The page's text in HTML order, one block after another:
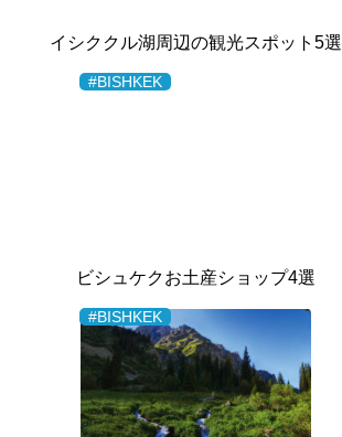
イシククル湖周辺の観光スポット5選
#BISHKEK
ビシュケクお土産ショップ4選
#BISHKEK